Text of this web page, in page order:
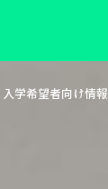
入学希望者向け情報